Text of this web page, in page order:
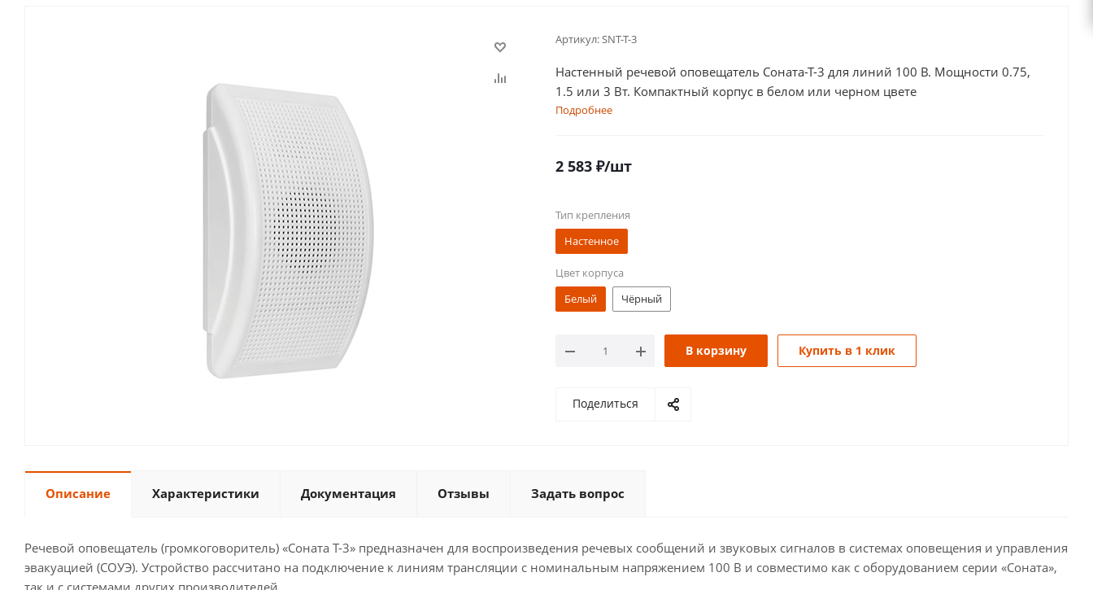
Артикул:SNT-T-3
Настенный речевой оповещатель Соната-Т-3 для линий 100 В. Мощности 0.75,
1.5 или 3 Вт. Компактный корпус в белом или черном цвете
Подробнее
2 583 ₽/шт
Тип крепления
Настенное
Цвет корпуса
Белый
Чёрный
В корзину Купить в 1 клик
Поделиться
Описание Характеристики Документация Отзывы Задать вопрос
Речевой оповещатель (громкоговоритель) «Соната Т-3» предназначен для воспроизведения речевых сообщений и звуковых сигналов в системах оповещения и управления
эвакуацией (СОУЭ). Устройство рассчитано на подключение к линиям трансляции с номинальным напряжением 100 В и совместимо как с оборудованием серии «Соната»,
так и с системами других производителей.